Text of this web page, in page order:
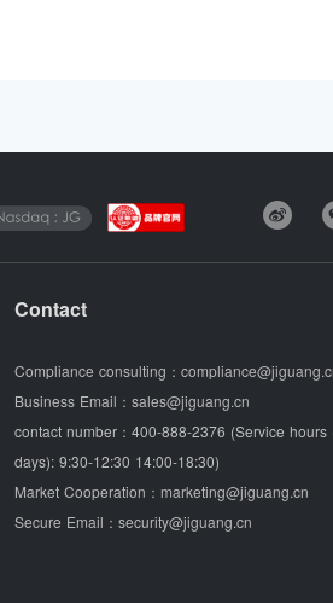
Contact
Compliance consulting：
Business Email： sales@jiguang.cn
contact number： 400-888-2376 (Service hours
days): 9:30-12:30 14:00-18:30)
Market Cooperation： marketing@jiguang.cn
Secure Email： security@jiguang.cn